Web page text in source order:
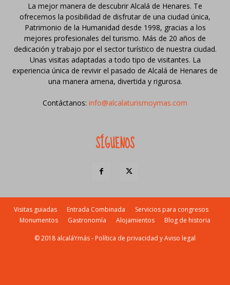
La mejor manera de descubrir Alcalá de Henares. Te
ofrecemos la posibilidad de disfrutar de una ciudad única,
Patrimonio de la Humanidad desde 1998, gracias a los
mejores profesionales del turismo. Más de 20 años de
dedicación y trabajo por el sector turístico de nuestra ciudad.
Unas visitas adaptadas a todo tipo de visitantes. La
experiencia única de revivir el pasado de Alcalá de Henares de
una manera amena, divertida y rigurosa.
Contáctanos: info@alcalaturismoymas.com
SÍGUENOS
Visitas guiadas Entrada Combinada
Servicios para congresos
Monumentos
Gastronomía Alojamientos Blog de historia
© 2018 alcaláYmás - Política de privacidad y Aviso legal